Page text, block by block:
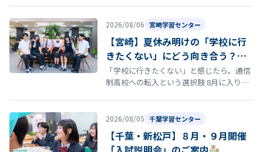
2026/08/06 宮崎学習センター
【宮崎】夏休み明けの「学校に行
きたくない」にどう向き合う？通
信制高校という選択肢
「学校に行きたくない」と感じたら。通信
制高校への転入という選択肢 8月に入り、
2026/08/05 千葉学習センター
【千葉・新松戸】８月・９月開催